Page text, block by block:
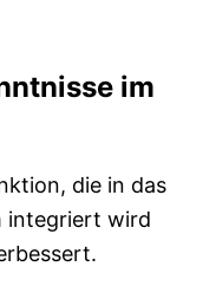
im
die in das
integriert wird